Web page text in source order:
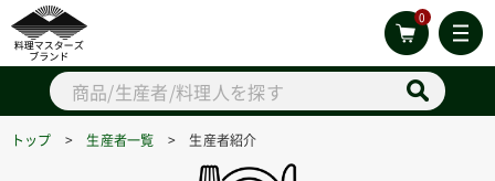
0
トップ > 生産者一覧 > 生産者紹介